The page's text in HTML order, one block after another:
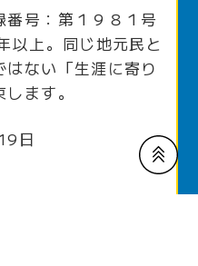
号：第１９８１号
以上。同じ地元民と
ない「生涯に寄り
ます。
日